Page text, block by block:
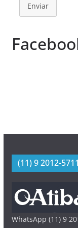
Enviar
(11) 9 2012-5711
WhatsApp (11) 9